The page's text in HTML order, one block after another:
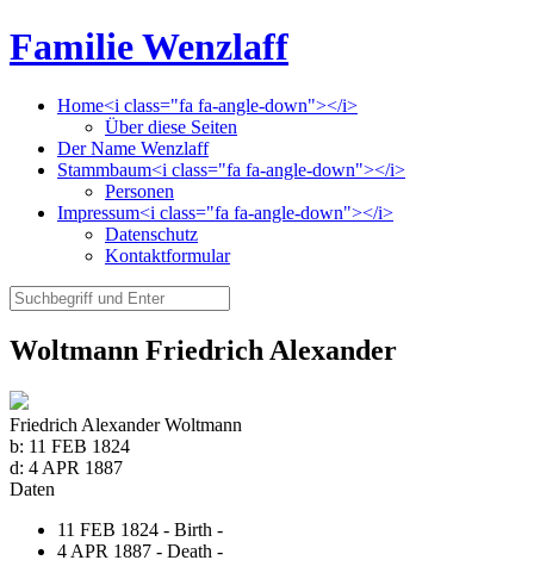
Familie Wenzlaff
Home<i class="fa fa-angle-down"></i>
Über diese Seiten
Der Name Wenzlaff
Stammbaum<i class="fa fa-angle-down"></i>
Personen
Impressum<i class="fa fa-angle-down"></i>
Datenschutz
Kontaktformular
Woltmann Friedrich Alexander
Friedrich Alexander Woltmann
b: 11 FEB 1824
d: 4 APR 1887
Daten
11 FEB 1824 - Birth -
4 APR 1887 - Death -